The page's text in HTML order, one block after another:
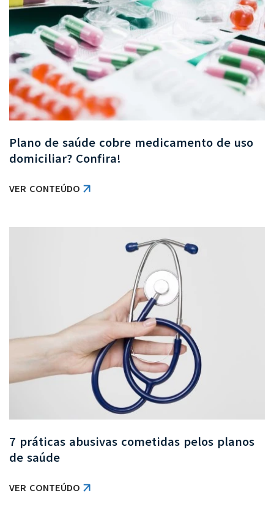
Plano de saúde cobre medicamento de uso
domiciliar? Confira!
VER CONTEÚDO
7 práticas abusivas cometidas pelos planos
de saúde
VER CONTEÚDO